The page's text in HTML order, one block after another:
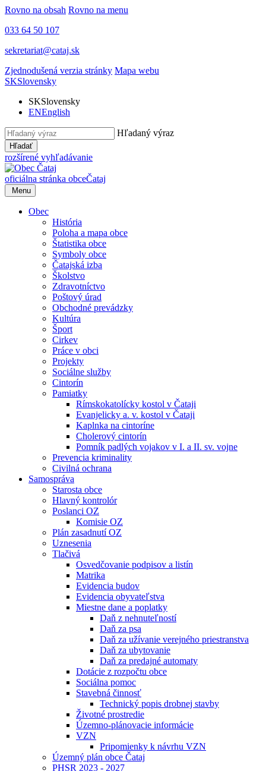
Rovno na obsah Rovno na menu
033 64 50 107
sekretariat@cataj.sk
Zjednodušená verzia stránky Mapa webu
SKSlovensky
SKSlovensky
ENEnglish
Hľadaný výraz
Hľadať
rozšírené vyhľadávanie
oficiálna stránka obceČataj
Menu
Obec
História
Poloha a mapa obce
Štatistika obce
Symboly obce
Čatajská izba
Školstvo
Zdravotníctvo
Poštový úrad
Obchodné prevádzky
Kultúra
Šport
Cirkev
Práce v obci
Projekty
Sociálne služby
Cintorín
Pamiatky
Rímskokatolícky kostol v Čataji
Evanjelicky a. v. kostol v Čataji
Kaplnka na cintoríne
Cholerový cintorín
Pomník padlých vojakov v I. a II. sv. vojne
Prevencia kriminality
Civilná ochrana
Samospráva
Starosta obce
Hlavný kontrolór
Poslanci OZ
Komisie OZ
Plán zasadnutí OZ
Uznesenia
Tlačivá
Osvedčovanie podpisov a listín
Matrika
Evidencia budov
Evidencia obyvateľstva
Miestne dane a poplatky
Daň z nehnuteľností
Daň za psa
Daň za užívanie verejného priestranstva
Daň za ubytovanie
Daň za predajné automaty
Dotácie z rozpočtu obce
Sociálna pomoc
Stavebná činnosť
Technický popis drobnej stavby
Životné prostredie
Územno-plánovacie informácie
VZN
Pripomienky k návrhu VZN
Územný plán obce Čataj
PHSR 2023 - 2027